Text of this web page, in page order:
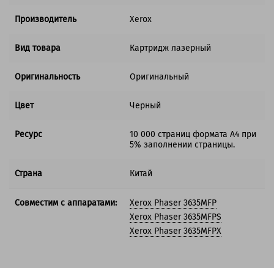
Производитель Xerox
Вид товара Картридж лазерный
Оригинальность Оригинальный
Цвет Черный
Ресурс
10 000 страниц формата А4 при
5% заполнении страницы.
Страна Китай
Совместим с аппаратами:
Xerox Phaser 3635MFP
Xerox Phaser 3635MFPS
Xerox Phaser 3635MFPX